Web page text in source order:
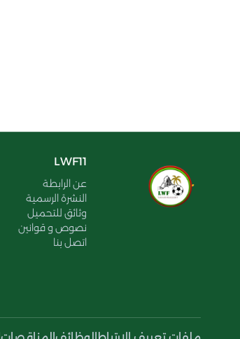
LWF11
عن الرابطة
النشرة الرسمية
وثائق للتحميل
نصوص و قوانين
اتصل بنا